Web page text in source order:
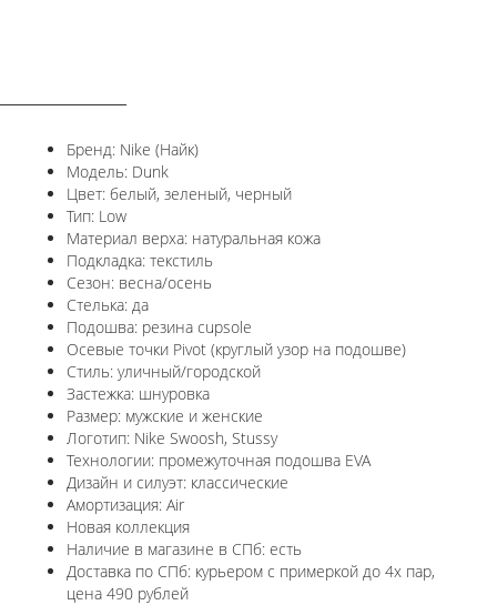
Бренд: Nike (Найк)
Модель: Dunk
Цвет: белый, зеленый, черный
Тип: Low
Материал верха: натуральная кожа
Подкладка: текстиль
Сезон: весна/осень
Стелька: да
Подошва: резина cupsole
Осевые точки Pivot (круглый узор на подошве)
Стиль: уличный/городской
Застежка: шнуровка
Размер: мужские и женские
Логотип: Nike Swoosh, Stussy
Технологии: промежуточная подошва EVA
Дизайн и силуэт: классические
Амортизация: Air
Новая коллекция
Наличие в магазине в СПб: есть
Доставка по СПб: курьером с примеркой до 4х пар,
цена 490 рублей